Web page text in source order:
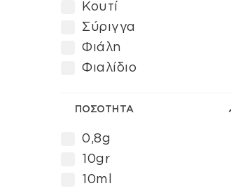
Κουτί
Σύριγγα
Φιάλη
Φιαλίδιο
ΠΟΣΌΤΗΤΑ
0,8g
10gr
10ml